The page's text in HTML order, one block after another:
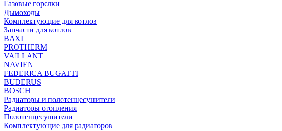
Газовые горелки
Дымоходы
Комплектующие для котлов
Запчасти для котлов
BAXI
PROTHERM
VAILLANT
NAVIEN
FEDERICA BUGATTI
BUDERUS
BOSCH
Радиаторы и полотенцесушители
Радиаторы отопления
Полотенцесушители
Комплектующие для радиаторов